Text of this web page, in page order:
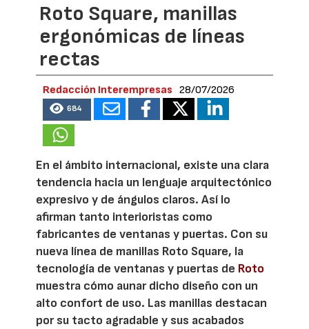
Roto Square, manillas
ergonómicas de líneas
rectas
Redacción Interempresas 28/07/2026
684
En el ámbito internacional, existe una clara
tendencia hacia un lenguaje arquitectónico
expresivo y de ángulos claros. Así lo
afirman tanto interioristas como
fabricantes de ventanas y puertas. Con su
nueva línea de manillas Roto Square, la
tecnología de ventanas y puertas de Roto
muestra cómo aunar dicho diseño con un
alto confort de uso. Las manillas destacan
por su tacto agradable y sus acabados